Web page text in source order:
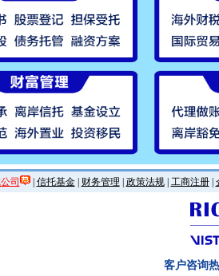
司 | 信托基金| 财务管理 政策法规| 工商注册|
客户咨询